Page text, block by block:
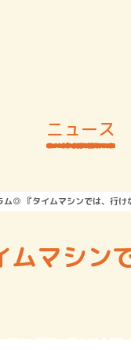
ニュース
◎ 『タイムマシンでは、行け
マシン